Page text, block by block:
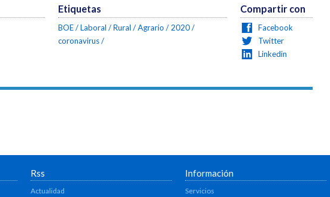
Etiquetas
BOE Laboral Rural Agrario
2020
coronavirus
Compartir con
Facebook
Twitter
Linkedin
Youtube
Rss
Actualidad
Información
Servicios